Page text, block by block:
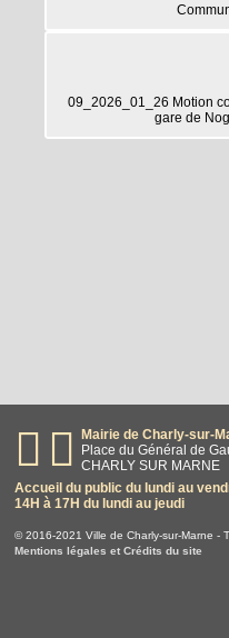
09_2026_01_26 Motion
gare de
Mairie de Charly-sur-
Place du Général de
CHARLY SUR MARNE
Accueil du public du lundi au
14H à 17H du lundi au jeudi
© 2016-2021 Ville de Charly-sur-Marne -
Mentions légales et Crédits du site